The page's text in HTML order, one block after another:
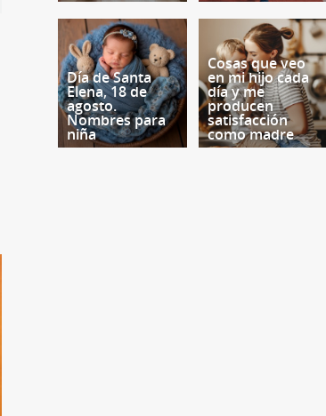
Día de Santa
Elena, 18 de
agosto.
Nombres para
niña
Cosas que veo
en mi hijo cada
día y me
producen
satisfacción
como madre